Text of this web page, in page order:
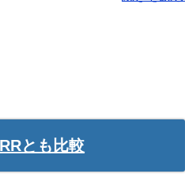
とも比較